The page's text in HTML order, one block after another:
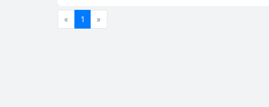
« 1 »